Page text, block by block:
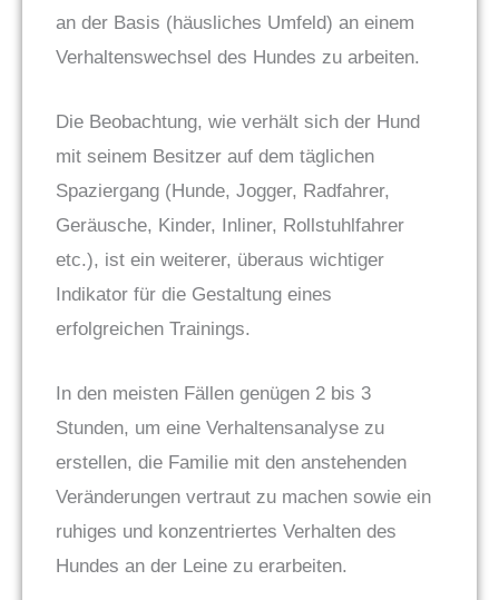
an der Basis (häusliches Umfeld) an einem
Verhaltenswechsel des Hundes zu arbeiten.
Die Beobachtung, wie verhält sich der Hund
mit seinem Besitzer auf dem täglichen
Spaziergang (Hunde, Jogger, Radfahrer,
Geräusche, Kinder, Inliner, Rollstuhlfahrer
etc.), ist ein weiterer, überaus wichtiger
Indikator für die Gestaltung eines
erfolgreichen Trainings.
In den meisten Fällen genügen 2 bis 3
Stunden, um eine Verhaltensanalyse zu
erstellen, die Familie mit den anstehenden
Veränderungen vertraut zu machen sowie ein
ruhiges und konzentriertes Verhalten des
Hundes an der Leine zu erarbeiten.